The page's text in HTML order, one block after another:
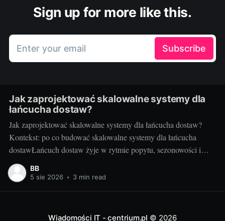
Sign up for more like this.
Enter your email Subscribe
Jak zaprojektować skalowalne systemy dla
łańcucha dostaw?
Jak zaprojektować skalowalne systemy dla łańcucha dostaw?
Kontekst: po co budować skalowalne systemy dla łańcucha
dostawŁańcuch dostaw żyje w rytmie popytu, sezonowości i
nieprzewidzianych zdarzeń. Gdy rośnie liczba zamówień,
kurierów, punktów odbioru i urządzeń IoT, systemy IT muszą
BB
5 sie 2026 • 3 min read
Wiadomości IT - centrium.pl © 2026